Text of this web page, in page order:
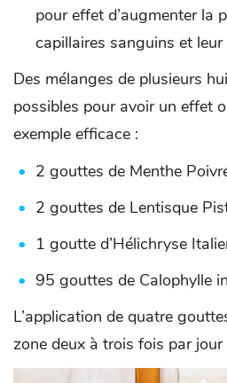
pour effet d’augmenter la
capillaires sanguins et leur
Des mélanges de plusieurs
possibles pour avoir un effet
exemple efficace :
2 gouttes de Menthe
2 gouttes de Lentisque
1 goutte d’Hélichryse
95 gouttes de Calophylle
L’application de quatre
zone deux à trois fois par jour